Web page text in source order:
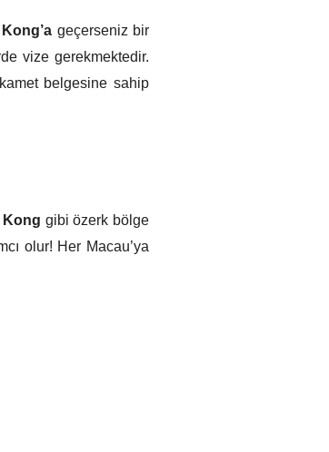
geçerseniz bir
vize gerekmektedir.
belgesine sahip
Kong gibi özerk bölge
olur! Her Macau’ya